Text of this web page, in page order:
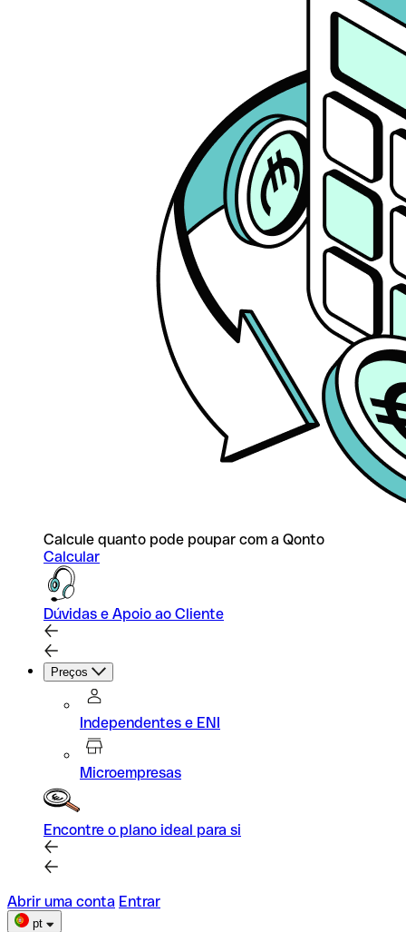
Calcule quanto pode poupar com a Qonto
Calcular
Dúvidas e Apoio ao Cliente
Preços
Independentes e ENI
Microempresas
Encontre o plano ideal para si
Abrir uma conta Entrar
pt